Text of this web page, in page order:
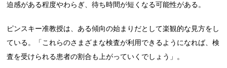
迫感がある程度やわらぎ、待ち時間が短くなる可能性がある。
ピンスキー准教授は、ある傾向の始まりだとして楽観的な見方をし
ている。「これらのさまざまな検査が利用できるようになれば、検
査を受けられる患者の割合も上がっていくでしょう」。